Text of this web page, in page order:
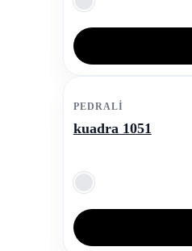
PEDRALI
kuadra 1051